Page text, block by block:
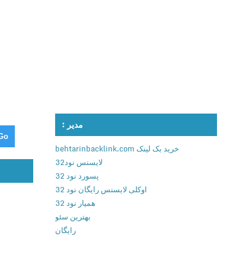
مدیر :
خرید بک لینک behtarinbacklink.com
لایسنس نود32
پسورد نود 32
اوکلی لایسنس رایگان نود 32
همیار نود 32
بهترین سئو
رایگان